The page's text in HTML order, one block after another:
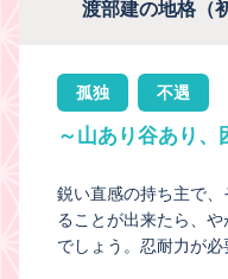
渡部建の地格（
孤独 不遇
～山あり谷あり、
鋭い直感の持ち主で
ることが出来たら、
でしょう。忍耐力が必